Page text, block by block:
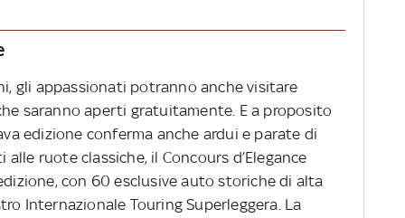
gli appassionati potranno anche visitare
saranno aperti gratuitamente. E a proposito
edizione conferma anche ardui e parate di
ruote classiche, il Concours d’Elegance
con 60 esclusive auto storiche di alta
Internazionale Touring Superleggera. La